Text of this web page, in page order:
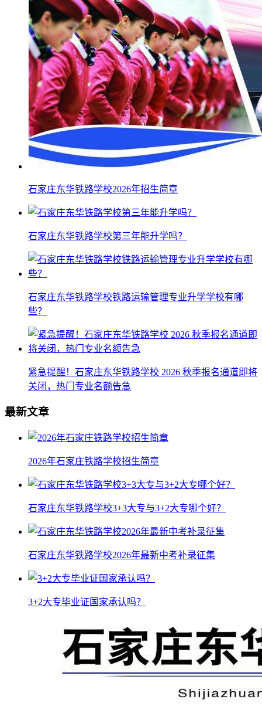
石家庄东华铁路学校2026年招生简章
石家庄东华铁路学校第三年能升学吗？
石家庄东华铁路学校铁路运输管理专业升学学校有哪
些？
紧急提醒！石家庄东华铁路学校 2026 秋季报名通道即将
关闭，热门专业名额告急
最新文章
2026年石家庄铁路学校招生简章
石家庄东华铁路学校3+3大专与3+2大专哪个好？
石家庄东华铁路学校2026年最新中考补录征集
3+2大专毕业证国家承认吗？